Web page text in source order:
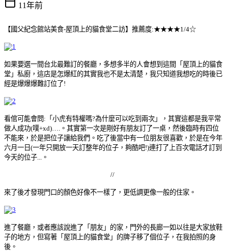
11年前
【國父紀念館站美食-屋頂上的貓食堂二訪】推薦度:★★★★1/4☆
如果要選一間台北最難訂的餐廳，多想多半的人會想到這間「屋頂上的貓食
堂」私廚，這店是怎爆紅的其實我也不是太清楚，我只知道我想吃的時後已
經是爆爆爆難訂位了!
看倌可能會問:「小虎有特權嗎?為什麼可以吃到兩次」，其實這都是我平常
做人成功(噗+xd)….。其實第一次是剛好有朋友訂了一桌，然後臨時有四位
不能來，於是把位子讓給我們。吃了後當中有一位朋友很喜歡，於是在今年
六月一日(一年只開放一天訂整年的位子，夠酷吧!)連打了上百次電話才訂到
今天的位子...。
//
來了後才發現門口的顏色好像不一樣了，更低調更像一般的住家。
進了餐廳，或者應該說進了「朋友」的家，門外的長廊一如以往是大家放鞋
子的地方，但寫著「屋頂上的貓食堂」的牌子移了個位子，在我拍照的身
後。